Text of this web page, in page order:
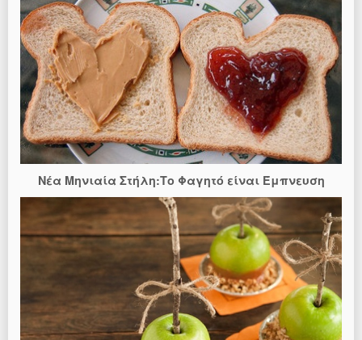
Νέα Μηνιαία Στήλη:Το Φαγητό είναι Έμπνευση